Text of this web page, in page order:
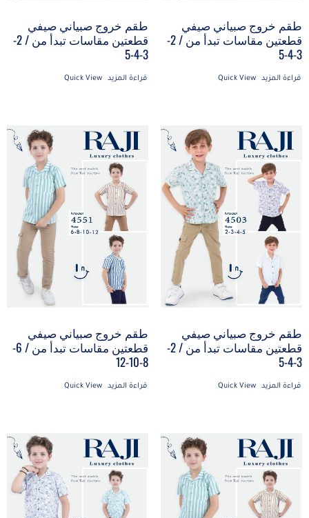
طقم خروج صبياني صيفي
قطعتين مقاسات تبدأ من / 2-
3-4-5
قراءة المزيد Quick View
طقم خروج صبياني صيفي
قطعتين مقاسات تبدأ من / 2-
3-4-5
قراءة المزيد Quick View
طقم خروج صبياني صيفي
قطعتين مقاسات تبدأ من / 2-
3-4-5
قراءة المزيد Quick View
طقم خروج صبياني صيفي
قطعتين مقاسات تبدأ من / 6-
8-10-12
قراءة المزيد Quick View